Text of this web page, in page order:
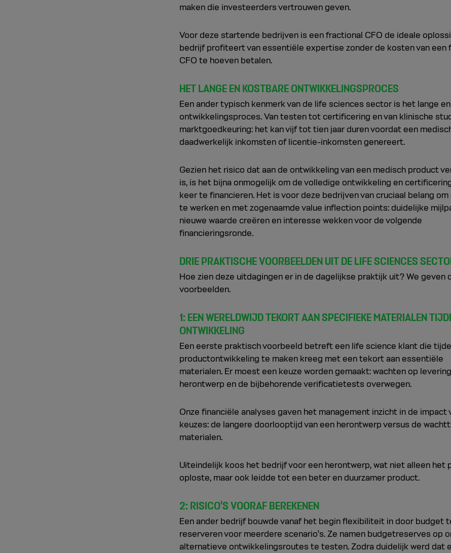
maken die investeerders vertrouwen geven.
Voor deze startende bedrijven is een fractional CFO de ideale
bedrijf profiteert van essentiële expertise zonder de kosten van een
CFO te hoeven betalen.
HET LANGE EN KOSTBARE ONTWIKKELINGSPROCES
Een ander typisch kenmerk van de life sciences sector is het lange
ontwikkelingsproces. Van testen tot certificering en van klinische
marktgoedkeuring: het kan vijf tot tien jaar duren voordat een
daadwerkelijk inkomsten of licentie-inkomsten genereert.
Gezien het risico dat aan de ontwikkeling van een medisch product
is, is het bijna onmogelijk om de volledige ontwikkeling en
keer te financieren. Het is voor deze bedrijven van cruciaal belang om
te werken en met zogenaamde value inflection points: duidelijke
nieuwe waarde creëren en interesse wekken voor de volgende
financieringsronde.
DRIE PRAKTISCHE VOORBEELDEN UIT DE LIFE SCIENCES
Hoe zien deze uitdagingen er in de dagelijkse praktijk uit? We geven
voorbeelden.
1: EEN WERELDWIJD TEKORT AAN SPECIFIEKE MATERIALEN
ONTWIKKELING
Een eerste praktisch voorbeeld betreft een life science klant die
productontwikkeling te maken kreeg met een tekort aan essentiële
materialen. Er moest een keuze worden gemaakt: wachten op
herontwerp en de bijbehorende verificatietests overwegen.
Onze financiële analyses gaven het management inzicht in de impact
keuzes: de langere doorlooptijd van een herontwerp versus de
materialen.
Uiteindelijk koos het bedrijf voor een herontwerp, wat niet alleen het
oploste, maar ook leidde tot een beter en duurzamer product.
2: RISICO'S VOORAF BEREKENEN
Een ander bedrijf bouwde vanaf het begin flexibiliteit in door budget
reserveren voor meerdere scenario's. Ze namen budgetreserves op
alternatieve ontwikkelingsroutes te testen. Zodra duidelijk werd dat